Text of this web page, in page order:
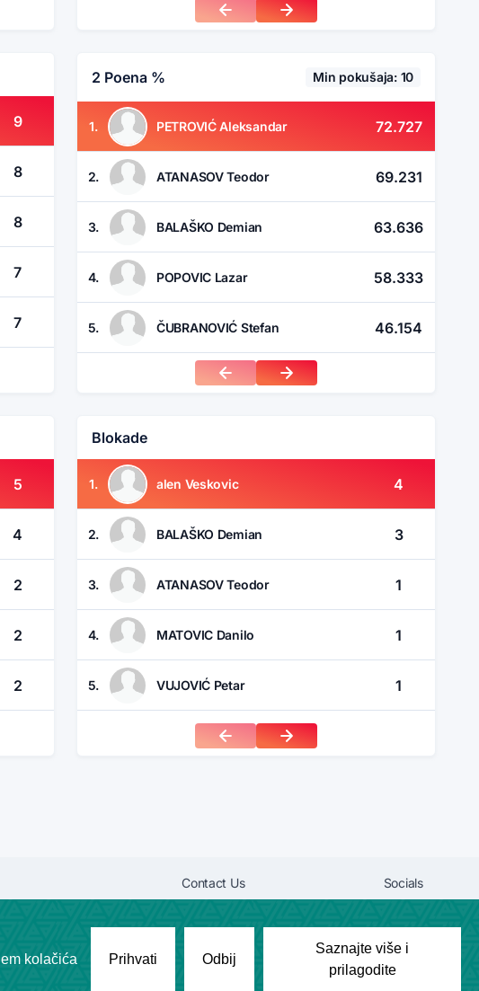
9
8
8
7
7
2 Poena % Min pokušaja: 10
1. PETROVIĆ Aleksandar 72.727
2. ATANASOV Teodor 69.231
3. BALAŠKO Demian 63.636
4. POPOVIC Lazar 58.333
5. ČUBRANOVIĆ Stefan 46.154
5
4
2
2
2
Blokade
1. alen Veskovic 4
2. BALAŠKO Demian 3
3. ATANASOV Teodor 1
4. MATOVIC Danilo 1
5. VUJOVIĆ Petar 1
Contact Us Socials
kolačića
Prihvati Odbij
Saznajte više i
prilagodite